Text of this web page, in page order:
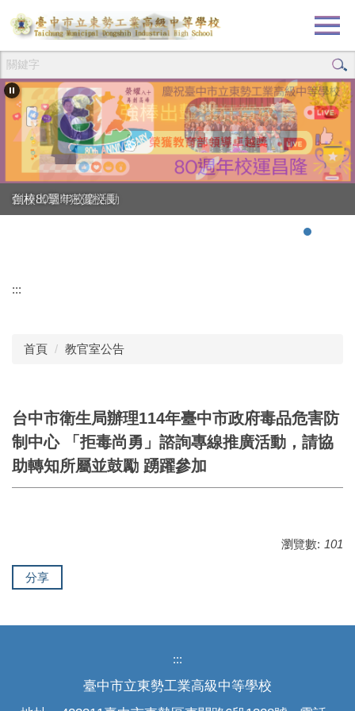
跳
到
要
內
容
區
創校80週年校慶活動
強棒出擊!!!狂賀校長
:::
首頁 教官室公告
台中市衛生局辦理114年臺中市政府毒品危害防
制中心 「拒毒尚勇」諮詢專線推廣活動，請協
助轉知所屬並鼓勵 踴躍參加
瀏覽數: 101
分享
:::
臺中市立東勢工業高級中等學校